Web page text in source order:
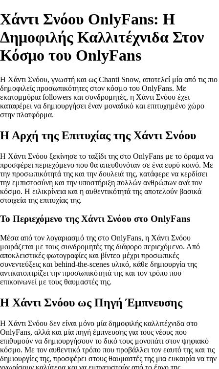
Χάντι Σνόου OnlyFans: Η
Δημοφιλής Καλλιτέχνιδα Στον
Κόσμο του OnlyFans
Η Χάντι Σνόου, γνωστή και ως Chanti Snow, αποτελεί μία από τις πιο
δημοφιλείς προσωπικότητες στον κόσμο του OnlyFans. Με
εκατομμύρια followers και συνδρομητές, η Χάντι Σνόου έχει
καταφέρει να δημιουργήσει έναν μοναδικό και επιτυχημένο χώρο
στην πλατφόρμα.
Η Αρχή της Επιτυχίας της Χάντι Σνόου
Η Χάντι Σνόου ξεκίνησε το ταξίδι της στο OnlyFans με το όραμα να
προσφέρει περιεχόμενο που θα απευθυνόταν σε ένα ευρύ κοινό. Με
την προσωπικότητά της και την δουλειά της, κατάφερε να κερδίσει
την εμπιστοσύνη και την υποστήριξη πολλών ανθρώπων ανά τον
κόσμο. Η ειλικρίνεια και η αυθεντικότητά της αποτελούν βασικά
στοιχεία της επιτυχίας της.
Το Περιεχόμενο της Χάντι Σνόου στο OnlyFans
Μέσα από τον λογαριασμό της στο OnlyFans, η Χάντι Σνόου
μοιράζεται με τους συνδρομητές της διάφορο περιεχόμενο. Από
αποκλειστικές φωτογραφίες και βίντεο μέχρι προσωπικές
συνεντεύξεις και behind-the-scenes υλικό, κάθε δημιουργία της
αντικατοπτρίζει την προσωπικότητά της και τον τρόπο που
επικοινωνεί με τους θαυμαστές της.
Η Χάντι Σνόου ως Πηγή Έμπνευσης
Η Χάντι Σνόου δεν είναι μόνο μία δημοφιλής καλλιτέχνιδα στο
OnlyFans, αλλά και μία πηγή έμπνευσης για τους νέους που
επιθυμούν να δημιουργήσουν το δικό τους μονοπάτι στον ψηφιακό
κόσμο. Με τον αυθεντικό τρόπο που προβάλλει τον εαυτό της και τις
δημιουργίες της, προσφέρει στους θαυμαστές της μια ευκαιρία να την
γνωρίσουν καλύτερα και να εμπνευστούν από το έργο της.